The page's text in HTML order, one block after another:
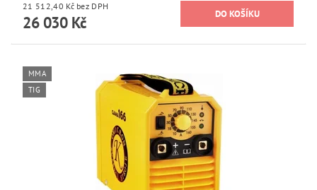
21 512,40 Kč bez DPH
26 030 Kč
MMA
TIG